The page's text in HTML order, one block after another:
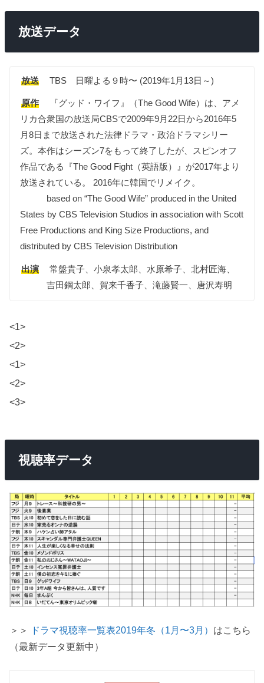
放送データ
放送 TBS 日曜よる９時〜 (2019年1月13日～)
原作
『グッド・ワイフ』（The Good Wife）は、アメ
リカ合衆国の放送局CBSで2009年9月22日から2016年5
月8日まで放送された法律ドラマ・政治ドラマシリー
ズ。本作はシーズン7をもって終了したが、スピンオフ
作品である『The Good Fight（英語版）』が2017年より
放送されている。 2016年に韓国でリメイク。
based on “The Good Wife” produced in the United
States by CBS Television Studios in association with Scott
Free Productions and King Size Productions, and
distributed by CBS Television Distribution
出演
常盤貴子、小泉孝太郎、水原希子、北村匠海、
吉田鋼太郎、賀来千香子、滝藤賢一、唐沢寿明
<1>
<2>
<1>
<2>
<3>
視聴率データ
＞＞ ドラマ視聴率一覧表2019年冬（1月〜3月） はこちら
（最新データ更新中）